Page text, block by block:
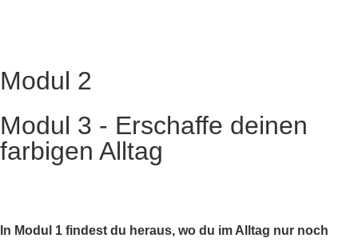
Modul 2
Modul 3 - Erschaffe deinen
farbigen Alltag
In Modul 1 findest du heraus, wo du im Alltag nur noch